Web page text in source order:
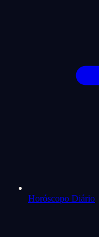
Horóscopo Diário